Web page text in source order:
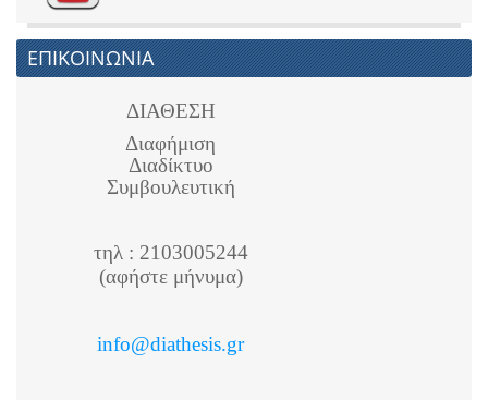
ΕΠΙΚΟΙΝΩΝΙΑ
ΔΙΑΘΕΣΗ
Διαφήμιση
Διαδίκτυο
Συμβουλευτική
τηλ : 2103005244
(αφήστε μήνυμα)
info@diathesis.gr